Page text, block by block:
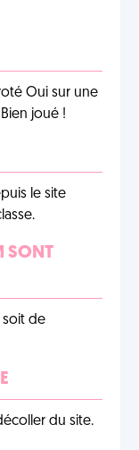
Oui sur une
joué !
le site
SONT
soit de
du site.